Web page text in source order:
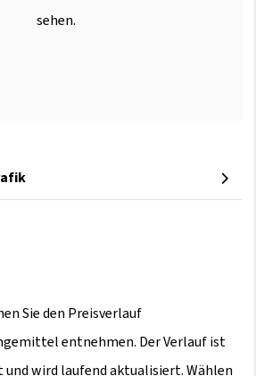
sehen.
Sie den Preisverlauf
entnehmen. Der Verlauf ist
und wird laufend aktualisiert. Wählen